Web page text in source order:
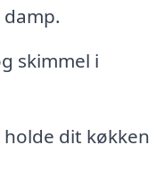
skimmel i
dit køkken